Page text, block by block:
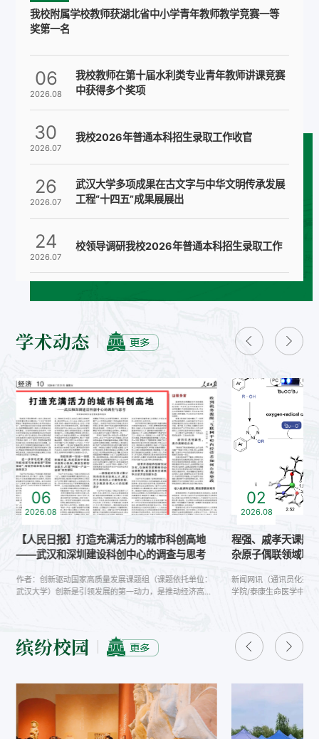
我校附属学校教师获湖北省中小学青年教师教学竞赛一等
奖第一名
06
2026.08
我校教师在第十届水利类专业青年教师讲课竞赛
中获得多个奖项
30
2026.07
我校2026年普通本科招生录取工作收官
26
2026.07
武汉大学多项成果在古文字与中华文明传承发展
工程“十四五”成果展展出
24
2026.07
校领导调研我校2026年普通本科招生录取工作
学术动态
06
2026.08
【人民日报】打造充满活力的城市科创高地
——武汉和深圳建设科创中心的调查与思考
作者：创新驱动国家高质量发展课题组（课题依托单位：
武汉大学）创新是引领发展的第一动力，是推动经济高质
体。在良好的创新生态系统中，不同主体的创新创业活动
能够催生出各类新技术、新产业、新产品、新业态；科学
02
2026.08
程强、戚孝天课题
杂原子偶联领域取
新闻网讯（通讯员化苑
学院/泰康生命医学中心
缤纷校园